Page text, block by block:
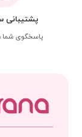
پشتیبانی
پاسخگوی شما در 7 روز